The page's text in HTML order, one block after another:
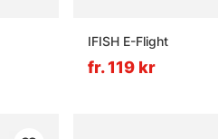
IFISH E-Flight
fr. 119 kr